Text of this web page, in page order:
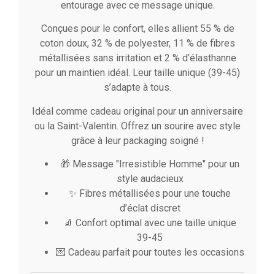
entourage avec ce message unique.
Conçues pour le confort, elles allient 55 % de
coton doux, 32 % de polyester, 11 % de fibres
métallisées sans irritation et 2 % d’élasthanne
pour un maintien idéal. Leur taille unique (39-45)
s’adapte à tous.
Idéal comme cadeau original pour un anniversaire
ou la Saint-Valentin. Offrez un sourire avec style
grâce à leur packaging soigné !
🎁 Message "Irresistible Homme" pour un
style audacieux
✨ Fibres métallisées pour une touche
d’éclat discret
🧦 Confort optimal avec une taille unique
39-45
💌 Cadeau parfait pour toutes les occasions